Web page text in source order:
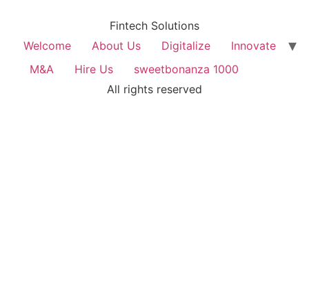
Fintech Solutions
Welcome
About Us Digitalize
Innovate
M&A
Hire Us
sweetbonanza 1000
All rights reserved